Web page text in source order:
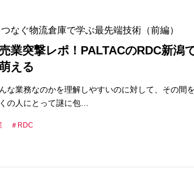
なぐ物流倉庫で学ぶ最先端技術（前編）
業突撃レポ！PALTACのRDC新潟
える
な業務なのかを理解しやすいのに対して、その間
の人にとって謎に包…
RDC